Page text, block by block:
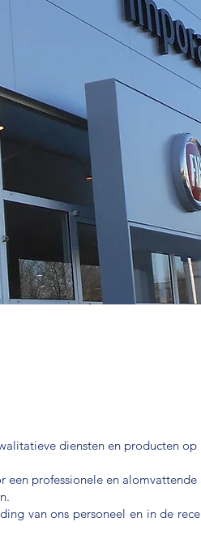
diensten en producten
een professionele en alomvattende
van ons personeel en in de